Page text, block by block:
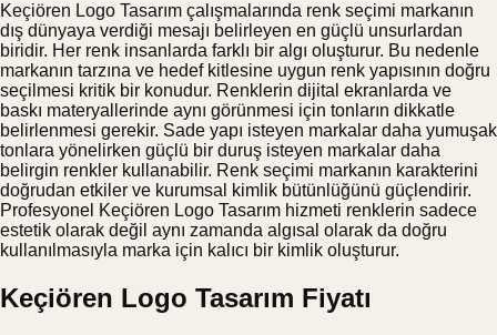
Keçiören Logo Tasarım çalışmalarında renk seçimi markanın
dış dünyaya verdiği mesajı belirleyen en güçlü unsurlardan
biridir. Her renk insanlarda farklı bir algı oluşturur. Bu nedenle
markanın tarzına ve hedef kitlesine uygun renk yapısının doğru
seçilmesi kritik bir konudur. Renklerin dijital ekranlarda ve
baskı materyallerinde aynı görünmesi için tonların dikkatle
belirlenmesi gerekir. Sade yapı isteyen markalar daha yumuşak
tonlara yönelirken güçlü bir duruş isteyen markalar daha
belirgin renkler kullanabilir. Renk seçimi markanın karakterini
doğrudan etkiler ve kurumsal kimlik bütünlüğünü güçlendirir.
Profesyonel Keçiören Logo Tasarım hizmeti renklerin sadece
estetik olarak değil aynı zamanda algısal olarak da doğru
kullanılmasıyla marka için kalıcı bir kimlik oluşturur.
Keçiören Logo Tasarım Fiyatı